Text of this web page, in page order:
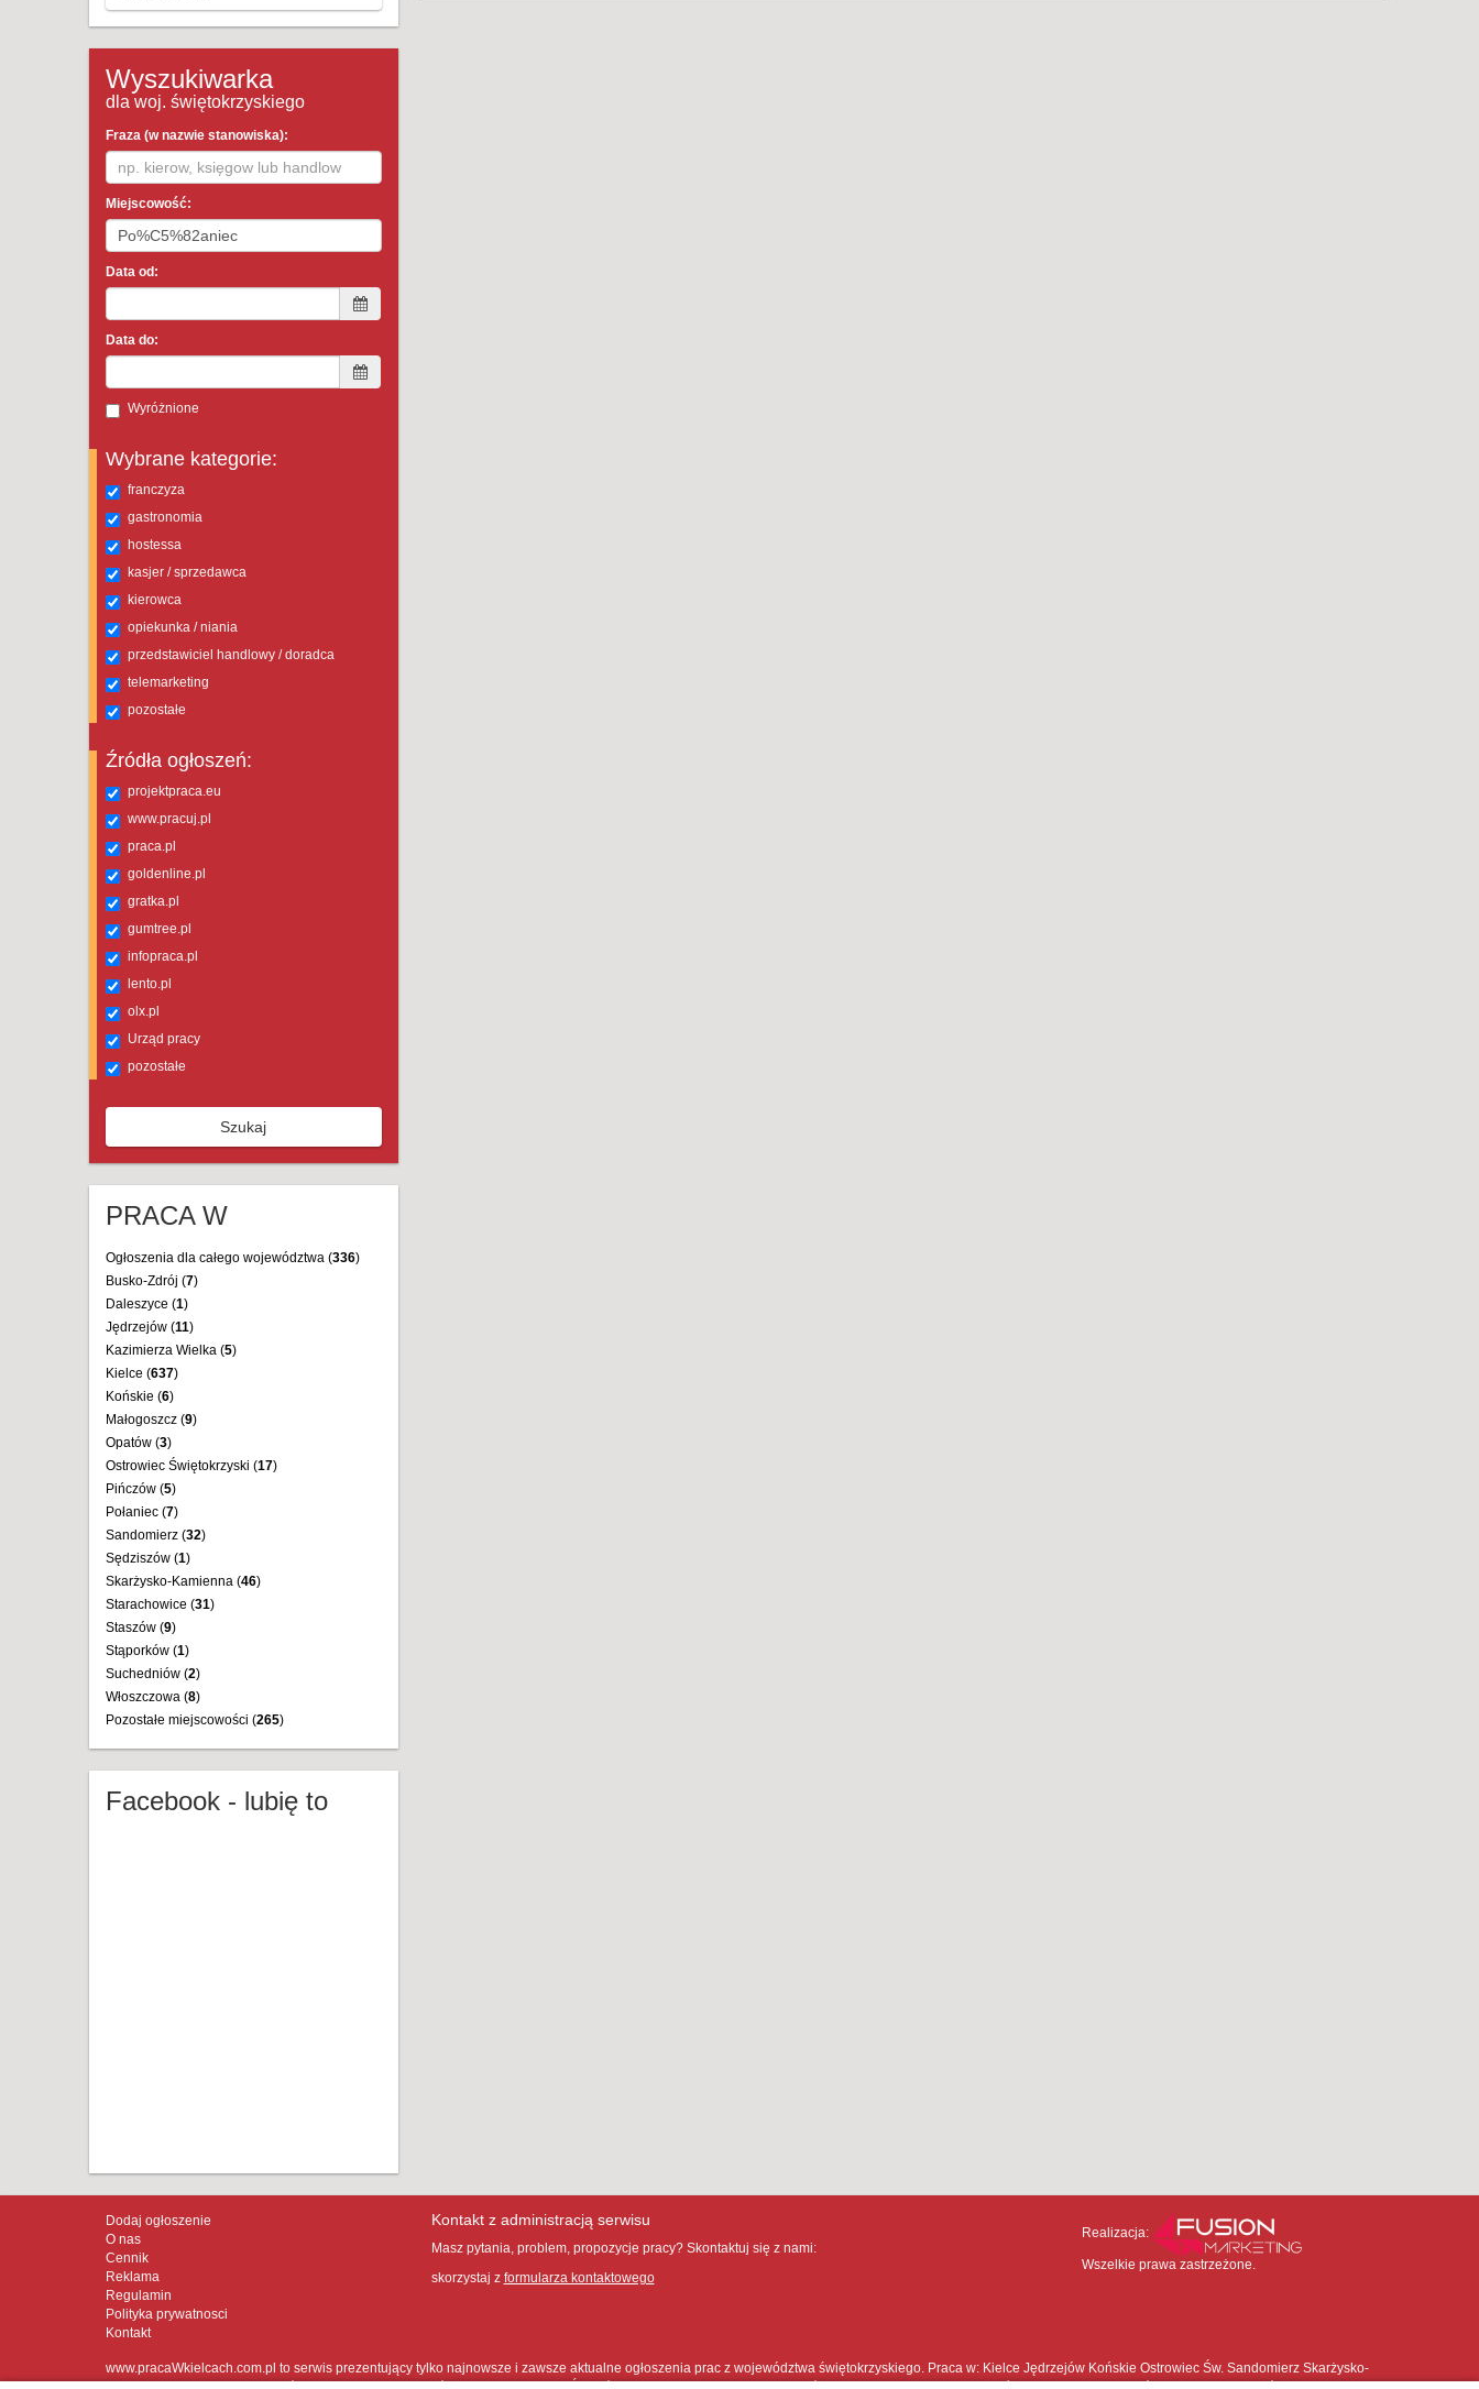
Wyszukiwarka
dla woj. świętokrzyskiego
Fraza (w nazwie stanowiska):
Miejscowość:
Data od:
Data do:
Wyróżnione
Wybrane kategorie:
franczyza
gastronomia
hostessa
kasjer / sprzedawca
kierowca
opiekunka / niania
przedstawiciel handlowy / doradca
telemarketing
pozostałe
Źródła ogłoszeń:
projektpraca.eu
www.pracuj.pl
praca.pl
goldenline.pl
gratka.pl
gumtree.pl
infopraca.pl
lento.pl
olx.pl
Urząd pracy
pozostałe
Szukaj
PRACA W
Ogłoszenia dla całego województwa (336)
Busko-Zdrój (7)
Daleszyce (1)
Jędrzejów (11)
Kazimierza Wielka (5)
Kielce (637)
Końskie (6)
Małogoszcz (9)
Opatów (3)
Ostrowiec Świętokrzyski (17)
Pińczów (5)
Połaniec (7)
Sandomierz (32)
Sędziszów (1)
Skarżysko-Kamienna (46)
Starachowice (31)
Staszów (9)
Stąporków (1)
Suchedniów (2)
Włoszczowa (8)
Pozostałe miejscowości (265)
Facebook - lubię to
Dodaj ogłoszenie
O nas
Cennik
Reklama
Regulamin
Polityka prywatnosci
Kontakt
Kontakt z administracją serwisu
Masz pytania, problem, propozycje pracy? Skontaktuj się z nami:
skorzystaj z formularza kontaktowego
Realizacja:
Wszelkie prawa zastrzeżone.
www.pracaWkielcach.com.pl to serwis prezentujący tylko najnowsze i zawsze aktualne ogłoszenia prac z województwa świętokrzyskiego. Praca w: Kielce Jędrzejów Końskie Ostrowiec Św. Sandomierz Skarżysko-